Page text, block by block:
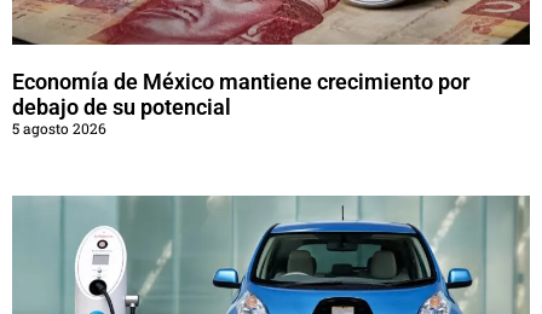
Economía de México mantiene crecimiento por
debajo de su potencial
5 agosto 2026